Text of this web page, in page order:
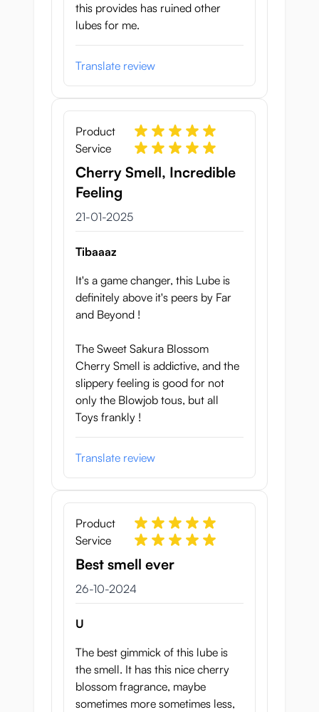
this provides has ruined other
lubes for me.
Translate review
Product
Service
Cherry Smell, Incredible
Feeling
21 januari 2025
21-01-2025
Tibaaaz
It's a game changer, this Lube is
definitely above it's peers by Far
and Beyond !
The Sweet Sakura Blossom
Cherry Smell is addictive, and the
slippery feeling is good for not
only the Blowjob tous, but all
Toys frankly !
Translate review
Product
Service
Best smell ever
26 oktober 2024
26-10-2024
U
The best gimmick of this lube is
the smell. It has this nice cherry
blossom fragrance, maybe
sometimes more sometimes less,